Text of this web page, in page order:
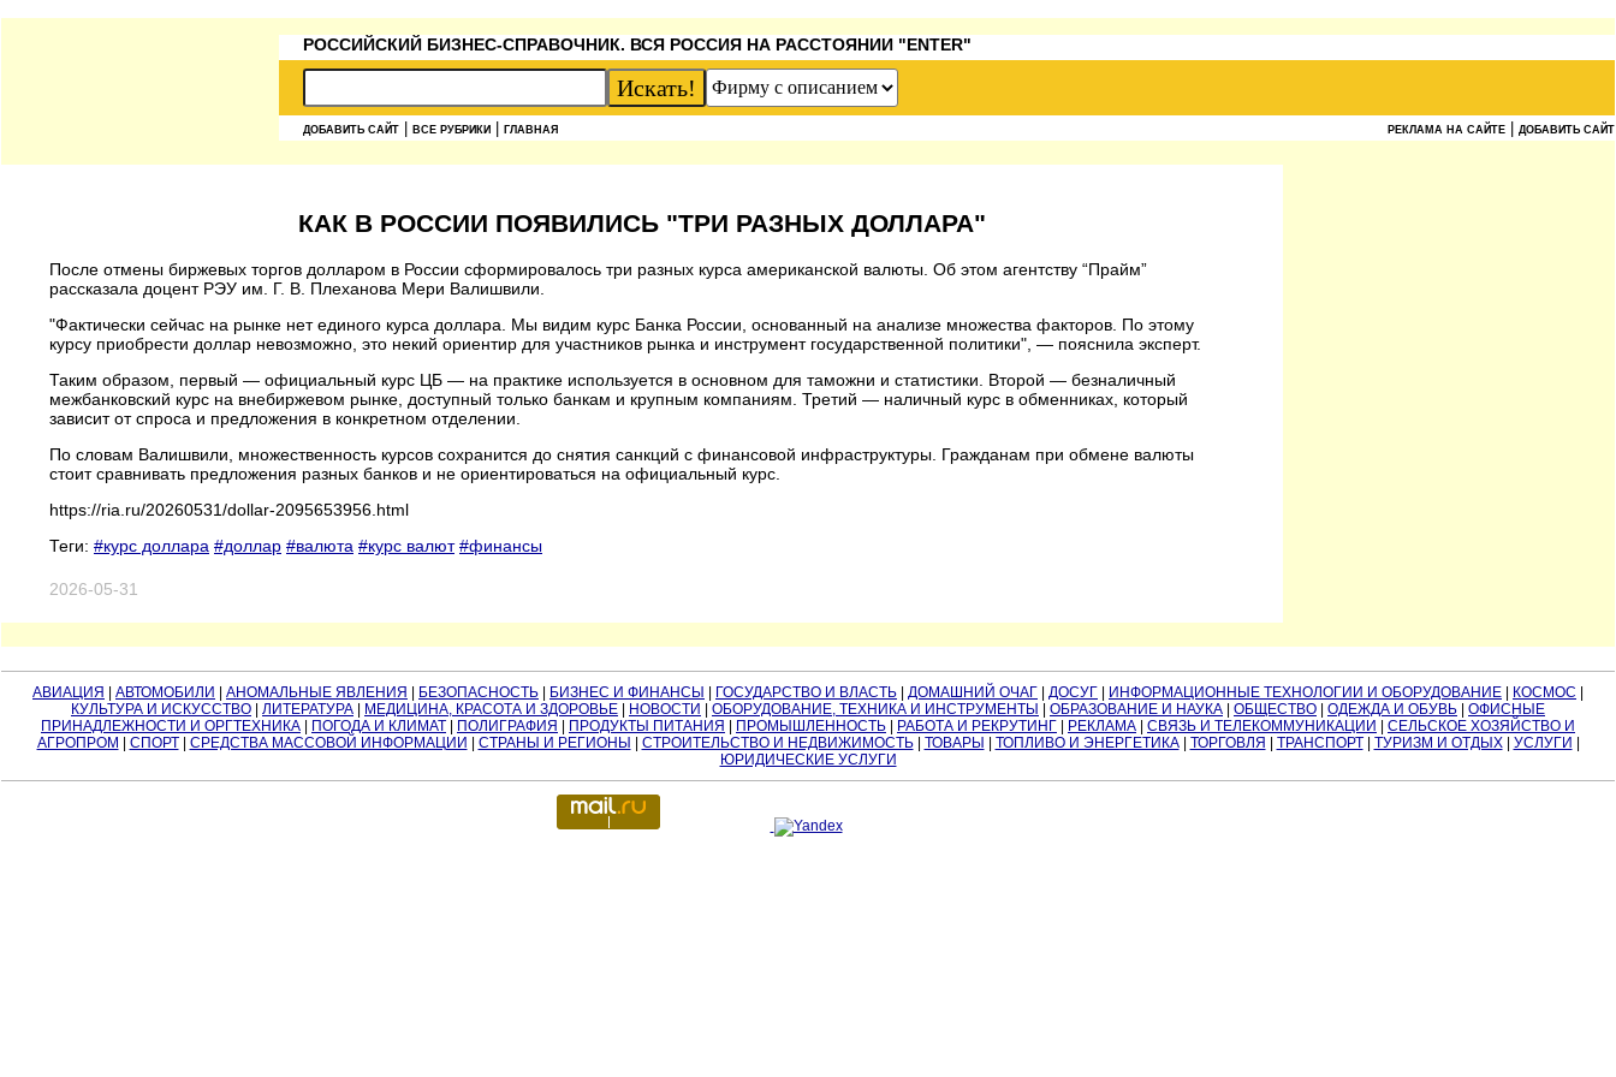
РОССИЙСКИЙ БИЗНЕС-СПРАВОЧНИК. ВСЯ РОССИЯ НА РАССТОЯНИИ "ENTER"
ДОБАВИТЬ САЙТ ВСЕ РУБРИКИ ГЛАВНАЯ РЕКЛАМА НА САЙТЕ ДОБАВИТЬ САЙТ
КАК В РОССИИ ПОЯВИЛИСЬ "ТРИ РАЗНЫХ ДОЛЛАРА"
После отмены биржевых торгов долларом в России сформировалось три разных курса американской валюты. Об этом агентству “Прайм”
рассказала доцент РЭУ им. Г. В. Плеханова Мери Валишвили.
"Фактически сейчас на рынке нет единого курса доллара. Мы видим курс Банка России, основанный на анализе множества факторов. По этому
курсу приобрести доллар невозможно, это некий ориентир для участников рынка и инструмент государственной политики", — пояснила эксперт.
Таким образом, первый — официальный курс ЦБ — на практике используется в основном для таможни и статистики. Второй — безналичный
межбанковский курс на внебиржевом рынке, доступный только банкам и крупным компаниям. Третий — наличный курс в обменниках, который
зависит от спроса и предложения в конкретном отделении.
По словам Валишвили, множественность курсов сохранится до снятия санкций с финансовой инфраструктуры. Гражданам при обмене валюты
стоит сравнивать предложения разных банков и не ориентироваться на официальный курс.
https://ria.ru/20260531/dollar-2095653956.html
Теги: #курс доллара #доллар #валюта #курс валют #финансы
2026-05-31
АВИАЦИЯ | АВТОМОБИЛИ | АНОМАЛЬНЫЕ ЯВЛЕНИЯ | БЕЗОПАСНОСТЬ | БИЗНЕС И ФИНАНСЫ | ГОСУДАРСТВО И ВЛАСТЬ | ДОМАШНИЙ ОЧАГ | ДОСУГ | ИНФОРМАЦИОННЫЕ ТЕХНОЛОГИИ И ОБОРУДОВАНИЕ | КОСМОС |
КУЛЬТУРА И ИСКУССТВО | ЛИТЕРАТУРА | МЕДИЦИНА, КРАСОТА И ЗДОРОВЬЕ | НОВОСТИ | ОБОРУДОВАНИЕ, ТЕХНИКА И ИНСТРУМЕНТЫ | ОБРАЗОВАНИЕ И НАУКА | ОБЩЕСТВО | ОДЕЖДА И ОБУВЬ | ОФИСНЫЕ
ПРИНАДЛЕЖНОСТИ И ОРГТЕХНИКА | ПОГОДА И КЛИМАТ | ПОЛИГРАФИЯ | ПРОДУКТЫ ПИТАНИЯ | ПРОМЫШЛЕННОСТЬ | РАБОТА И РЕКРУТИНГ | РЕКЛАМА | СВЯЗЬ И ТЕЛЕКОММУНИКАЦИИ | СЕЛЬСКОЕ ХОЗЯЙСТВО И
АГРОПРОМ | СПОРТ| СРЕДСТВА МАССОВОЙ ИНФОРМАЦИИ | СТРАНЫ И РЕГИОНЫ | СТРОИТЕЛЬСТВО И НЕДВИЖИМОСТЬ| ТОВАРЫ | ТОПЛИВО И ЭНЕРГЕТИКА| ТОРГОВЛЯ | ТРАНСПОРТ| ТУРИЗМ И ОТДЫХ| УСЛУГИ |
ЮРИДИЧЕСКИЕ УСЛУГИ